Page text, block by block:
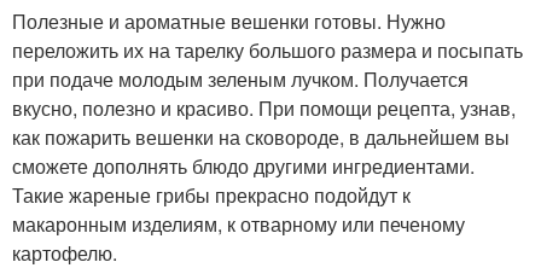
Полезные и ароматные вешенки готовы. Нужно
переложить их на тарелку большого размера и посыпать
при подаче молодым зеленым лучком. Получается
вкусно, полезно и красиво. При помощи рецепта, узнав,
как пожарить вешенки на сковороде, в дальнейшем вы
сможете дополнять блюдо другими ингредиентами.
Такие жареные грибы прекрасно подойдут к
макаронным изделиям, к отварному или печеному
картофелю.